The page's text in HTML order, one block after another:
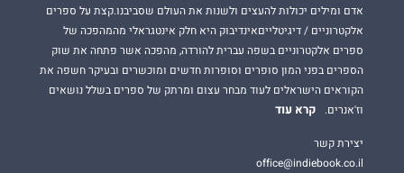
אדם ומילים יכולות להעצים ולשנות את העולם שסביבנו.קצת על ספרים
אלקטרוניים / דיגיטלייםאינדיבוק היא חלק אינטגראלי מהמהפכה של
ספרים אלקטרוניים בשפה עברית להורדה, מהפכה אשר פתחה את שוק
הספרים בפני המון סופרים וסופרות חדשים ומוכשרים ובעיקר חשפה את
הקוראים הישראלים לעוד מבחר עצום ומרתק של ספרים בשלל נושאים
וז'אנרים.
קרא עוד
יצירת קשר
office@indiebook.co.il